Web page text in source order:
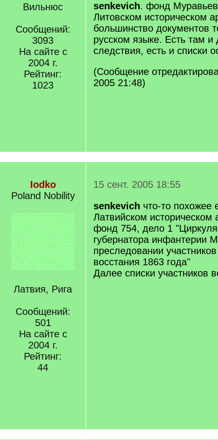
Вильнюс
Сообщений:
3093
На сайте с
2004 г.
Рейтинг:
1023
senkevich. фонд
Литовском историческом
большинство документов
русском языке. Есть там и
следствия, есть и списки
(Сообщение
2005 21:48)
Iodko
Poland Nobility
Латвия, Рига
Сообщений:
501
На сайте с
2004 г.
Рейтинг:
44
15 сент. 2005 18:55
senkevich что-то похожее
Латвийском историческом
фонд 754, дело 1
губернатора инфантерии
преследовании
восстания 1863 года"
Далее списки участников